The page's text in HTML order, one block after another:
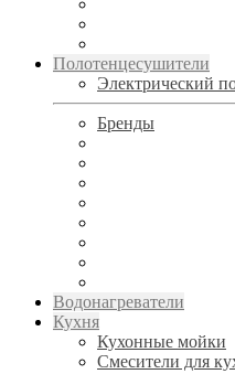
Полотенцесушители
Электрический
Бренды
Водонагреватели
Кухня
Кухонные мойки
Смесители для